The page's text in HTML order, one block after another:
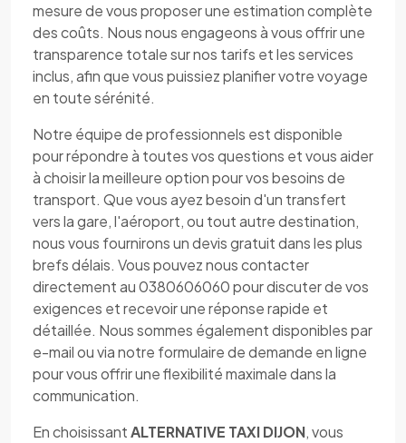
mesure de vous proposer une estimation complète
des coûts. Nous nous engageons à vous offrir une
transparence totale sur nos tarifs et les services
inclus, afin que vous puissiez planifier votre voyage
en toute sérénité.
Notre équipe de professionnels est disponible
pour répondre à toutes vos questions et vous aider
à choisir la meilleure option pour vos besoins de
transport. Que vous ayez besoin d'un transfert
vers la gare, l'aéroport, ou tout autre destination,
nous vous fournirons un devis gratuit dans les plus
brefs délais. Vous pouvez nous contacter
directement au 0380606060 pour discuter de vos
exigences et recevoir une réponse rapide et
détaillée. Nous sommes également disponibles par
e-mail ou via notre formulaire de demande en ligne
pour vous offrir une flexibilité maximale dans la
communication.
En choisissantALTERNATIVE TAXI DIJON, vous